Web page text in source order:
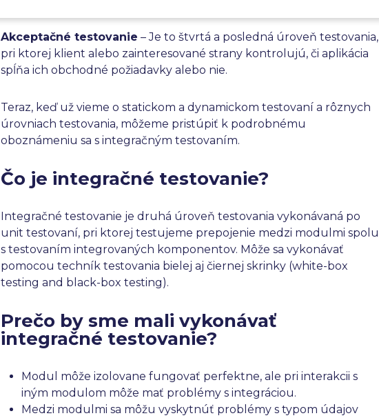
Akceptačné testovanie – Je to štvrtá a posledná úroveň testovania,
pri ktorej klient alebo zainteresované strany kontrolujú, či aplikácia
spĺňa ich obchodné požiadavky alebo nie.
Teraz, keď už vieme o statickom a dynamickom testovaní a rôznych
úrovniach testovania, môžeme pristúpiť k podrobnému
oboznámeniu sa s integračným testovaním.
Čo je integračné testovanie?
Integračné testovanie je druhá úroveň testovania vykonávaná po
unit testovaní, pri ktorej testujeme prepojenie medzi modulmi spolu
s testovaním integrovaných komponentov. Môže sa vykonávať
pomocou techník testovania bielej aj čiernej skrinky (white-box
testing and black-box testing).
Prečo by sme mali vykonávať
integračné testovanie?
Modul môže izolovane fungovať perfektne, ale pri interakcii s
iným modulom môže mať problémy s integráciou.
Medzi modulmi sa môžu vyskytnúť problémy s typom údajov